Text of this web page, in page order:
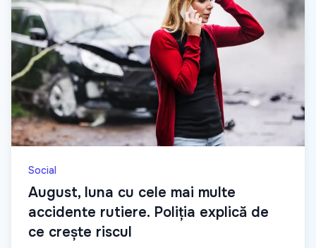
Social
August, luna cu cele mai multe
accidente rutiere. Poliția explică de
ce crește riscul